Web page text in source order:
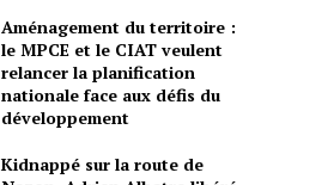
Aménagement du territoire :
le MPCE et le CIAT veulent
relancer la planification
nationale face aux défis du
développement
Kidnappé sur la route de